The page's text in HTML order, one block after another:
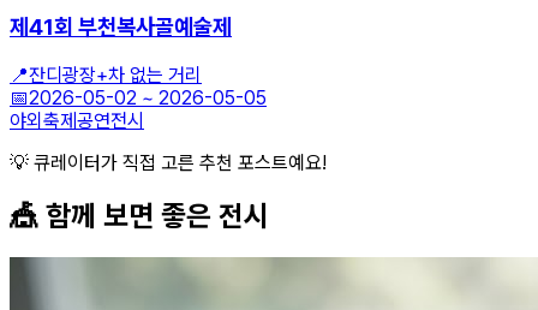
제41회 부천복사골예술제
📍잔디광장+차 없는 거리
📅2026-05-02 ~ 2026-05-05
야외축제공연전시
💡 큐레이터가 직접 고른 추천 포스트예요!
🎪 함께 보면 좋은 전시